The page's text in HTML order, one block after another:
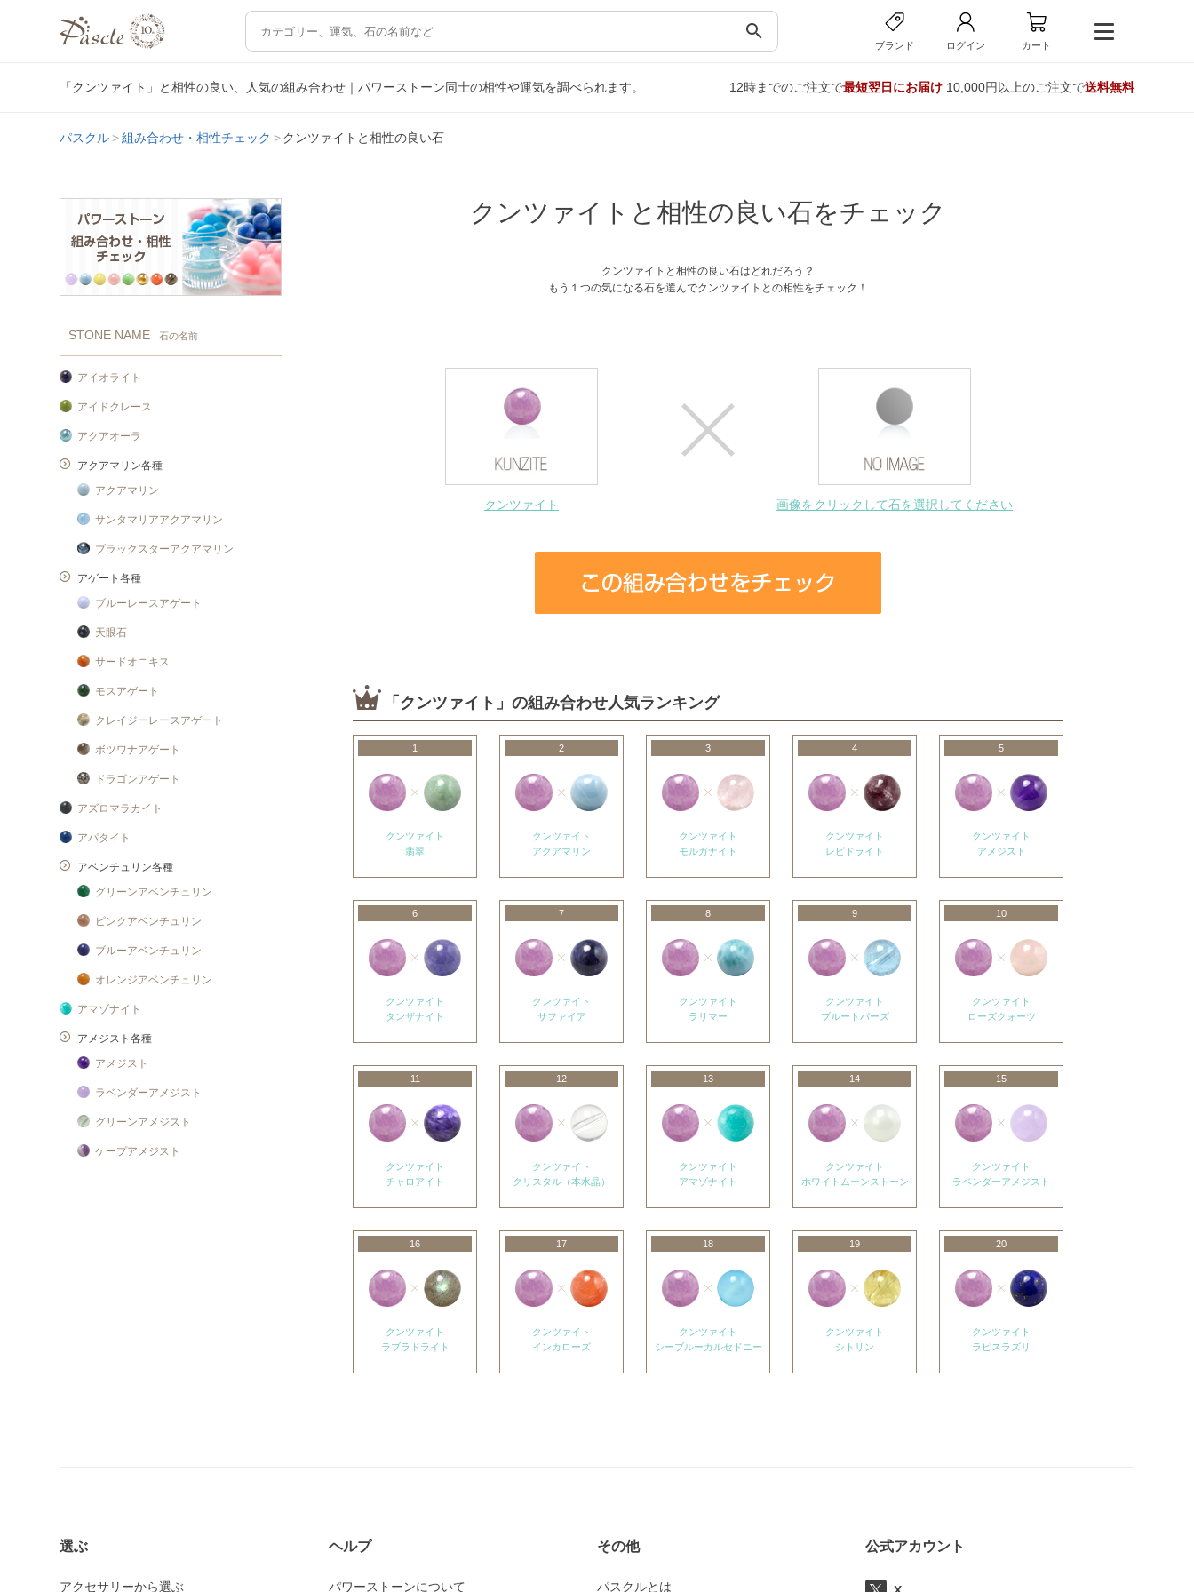
search
ブランド ログイン カート
「クンツァイト」と相性の良い、人気の組み合わせ｜パワーストーン同士の相性や運気を調べられます。 12時までのご注文で最短翌日にお届け10,000円以上のご注文で送料無料
パスクル 組み合わせ・相性チェック クンツァイトと相性の良い石
STONE NAME 石の名前
アイオライト
アイドクレース
アクアオーラ
アクアマリン各種
アクアマリン
サンタマリアアクアマリン
ブラックスターアクアマリン
アゲート各種
ブルーレースアゲート
天眼石
サードオニキス
モスアゲート
クレイジーレースアゲート
ボツワナアゲート
ドラゴンアゲート
アズロマラカイト
アパタイト
アベンチュリン各種
グリーンアベンチュリン
ピンクアベンチュリン
ブルーアベンチュリン
オレンジアベンチュリン
アマゾナイト
アメジスト各種
アメジスト
ラベンダーアメジスト
グリーンアメジスト
ケープアメジスト
ホワイトオニキス
クンツァイトと相性の良い石をチェック
クンツァイトと相性の良い石はどれだろう？
もう１つの気になる石を選んでクンツァイトとの相性をチェック！
クンツァイト 画像をクリックして石を選択してください
「クンツァイト」の組み合わせ人気ランキング
1
クンツァイト
翡翠
2
クンツァイト
アクアマリン
3
クンツァイト
モルガナイト
4
クンツァイト
レピドライト
5
クンツァイト
アメジスト
6
クンツァイト
タンザナイト
7
クンツァイト
サファイア
8
クンツァイト
ラリマー
9
クンツァイト
ブルートパーズ
10
クンツァイト
ローズクォーツ
11
クンツァイト
チャロアイト
12
クンツァイト
クリスタル（本水晶）
13
クンツァイト
アマゾナイト
14
クンツァイト
ホワイトムーンストーン
15
クンツァイト
ラベンダーアメジスト
16
クンツァイト
ラブラドライト
17
クンツァイト
インカローズ
18
クンツァイト
シーブルーカルセドニー
19
クンツァイト
シトリン
20
クンツァイト
ラピスラズリ
選ぶ
アクセサリーから選ぶ
ヘルプ
パワーストーンについて
その他
パスクルとは
公式アカウント